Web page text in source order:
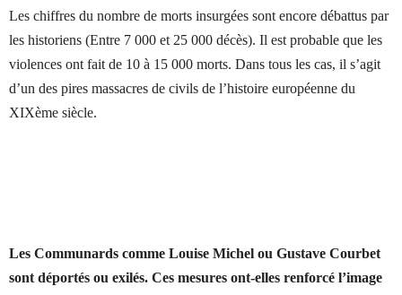
Les chiffres du nombre de morts insurgées sont encore débattus par
les historiens (Entre 7 000 et 25 000 décès). Il est probable que les
violences ont fait de 10 à 15 000 morts. Dans tous les cas, il s’agit
d’un des pires massacres de civils de l’histoire européenne du
XIXème siècle.
Les Communards comme Louise Michel ou Gustave Courbet
sont déportés ou exilés. Ces mesures ont-elles renforcé l’image